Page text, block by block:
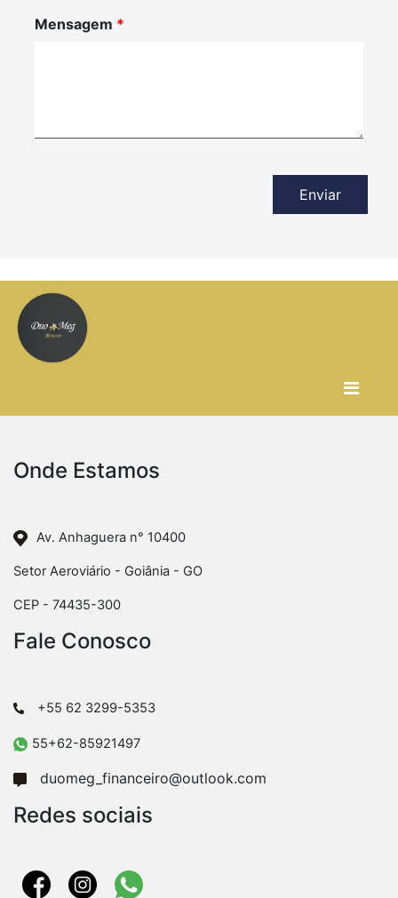
Mensagem *
Enviar
Onde Estamos
Av. Anhaguera n° 10400
Setor Aeroviário - Goiânia - GO
CEP - 74435-300
Fale Conosco
+55 62 3299-5353
55+62-85921497
duomeg_financeiro@outlook.com
Redes sociais